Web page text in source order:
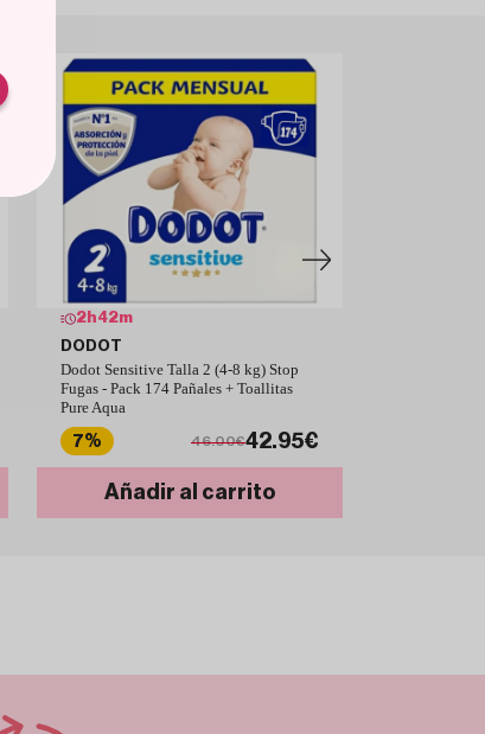
2 h42m
DODOT
Dodot Sensitive Talla 2 (4-8 kg) Stop
Fugas - Pack 174 Pañales + Toallitas
Pure Aqua
7% 46.00€42.95€
Añadir al carrito